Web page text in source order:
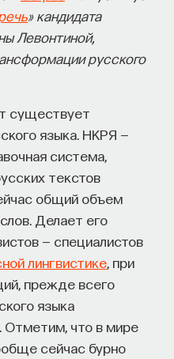
» кандидата
Левонтиной,
русского
существует
языка. НКРЯ —
система,
текстов
общий объем
Делает его
— специалистов
лингвистике , при
прежде всего
языка
Отметим, что в мире
сейчас бурно
отдохнувшими.
можно найти,
сна: как управлять
происходит с нами
своего сна
способами можно
поведенческую
при нарушениях
Руси. Это довольно
выделяемый
есть самой «Повести
списке
летописных сводов.
в большинстве
временных лет».
подается по первым
списке 1377 года:
откуду есть пошла
нача первее княжити,
есть».
не вполне
«Повести».
с разделения